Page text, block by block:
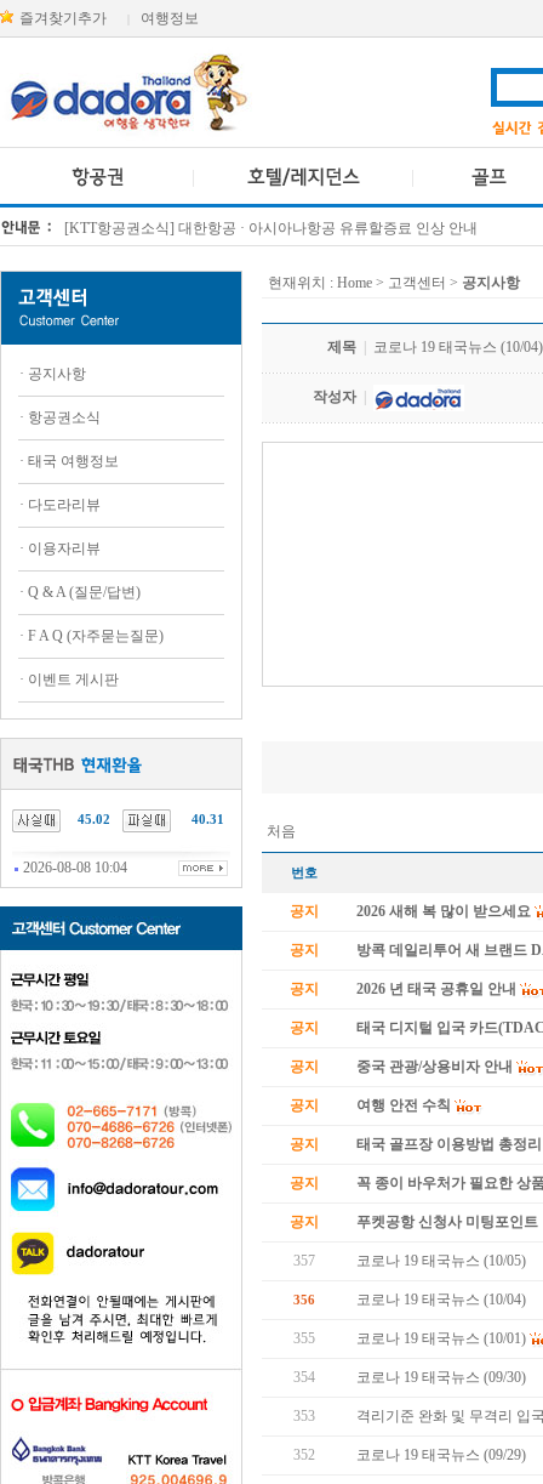
즐겨찾기추가 여행정보
[KTT항공권소식] 대한항공 · 아시아나항공 유류할증료 인상 안내
· 공지사항
· 항공권소식
· 태국 여행정보
· 다도라리뷰
· 이용자리뷰
· Q & A (질문/답변)
· F A Q (자주묻는질문)
· 이벤트 게시판
45.02 40.31
2026-08-08 10:04
현재위치 : Home > 고객센터 > 공지사항
제목 코로나 19 태국뉴스 (10/04)
작성자
처음
번호
공지 2026 새해 복 많이 받으세요
공지 방콕 데일리투어 새 브랜드
공지 2026 년 태국 공휴일 안내
공지 태국 디지털 입국 카드
공지 중국 관광/상용비자 안내
공지 여행 안전 수칙
공지 태국 골프장 이용방법 총정리
공지 꼭 종이 바우처가 필요한 상
공지 푸켓공항 신청사 미팅포인트
357 코로나 19 태국뉴스 (10/05)
356 코로나 19 태국뉴스 (10/04)
355 코로나 19 태국뉴스 (10/01)
354 코로나 19 태국뉴스 (09/30)
353 격리기준 완화 및 무격리 입
352 코로나 19 태국뉴스 (09/29)